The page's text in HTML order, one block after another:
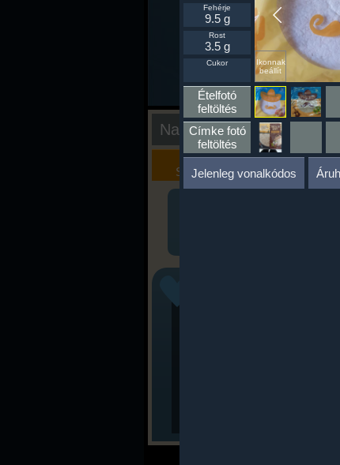
Nap kiértékelése
Kalória
Szimulátor
Szöveges
Értékelés
Ikonnak
beállít
Fehérje
9.5 g
Rost
3.5 g
Cukor
Ételfotó
feltöltés
Címke fotó
feltöltés
Jelenleg vonalkódos